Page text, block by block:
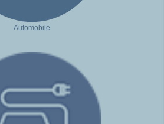
Automobile